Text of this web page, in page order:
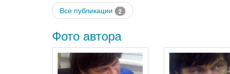
Все публикации 2
Фото автора